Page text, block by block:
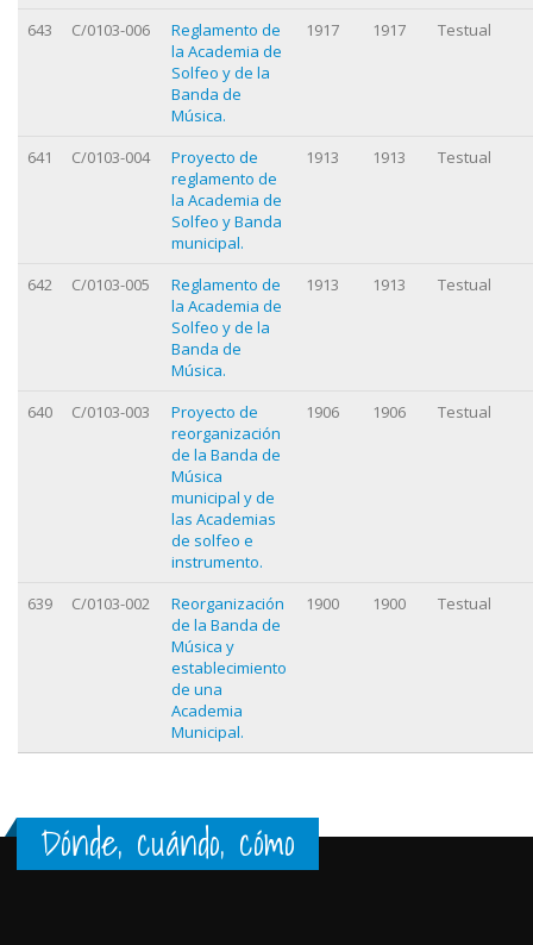
643 C/0103-006
Reglamento de
la Academia de
Solfeo y de la
Banda de
Música.
1917 1917 Testual
641 C/0103-004
Proyecto de
reglamento de
la Academia de
Solfeo y Banda
municipal.
1913 1913 Testual
642 C/0103-005
Reglamento de
la Academia de
Solfeo y de la
Banda de
Música.
1913 1913 Testual
640 C/0103-003
Proyecto de
reorganización
de la Banda de
Música
municipal y de
las Academias
de solfeo e
instrumento.
1906 1906 Testual
639 C/0103-002
Reorganización
de la Banda de
Música y
establecimiento
de una
Academia
Municipal.
1900 1900 Testual
Dónde, cuándo, cómo